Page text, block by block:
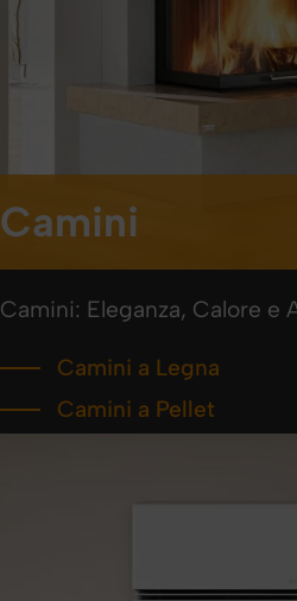
Camini
Camini: Eleganza, Calore e
Camini a Legna
Camini a Pellet